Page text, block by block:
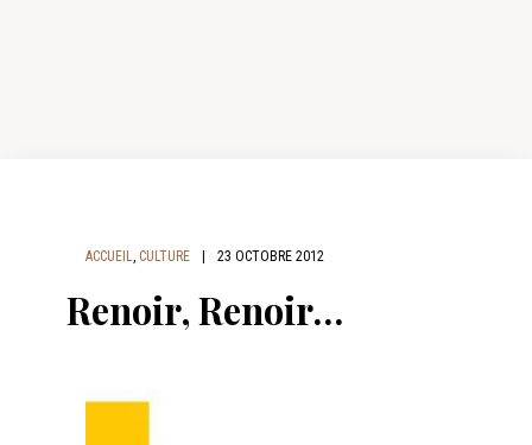
ACCUEIL, CULTURE 23 OCTOBRE 2012
Renoir, Renoir…